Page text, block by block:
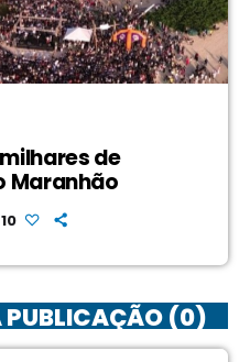
de
Maranhão
10
PUBLICAÇÃO (0)